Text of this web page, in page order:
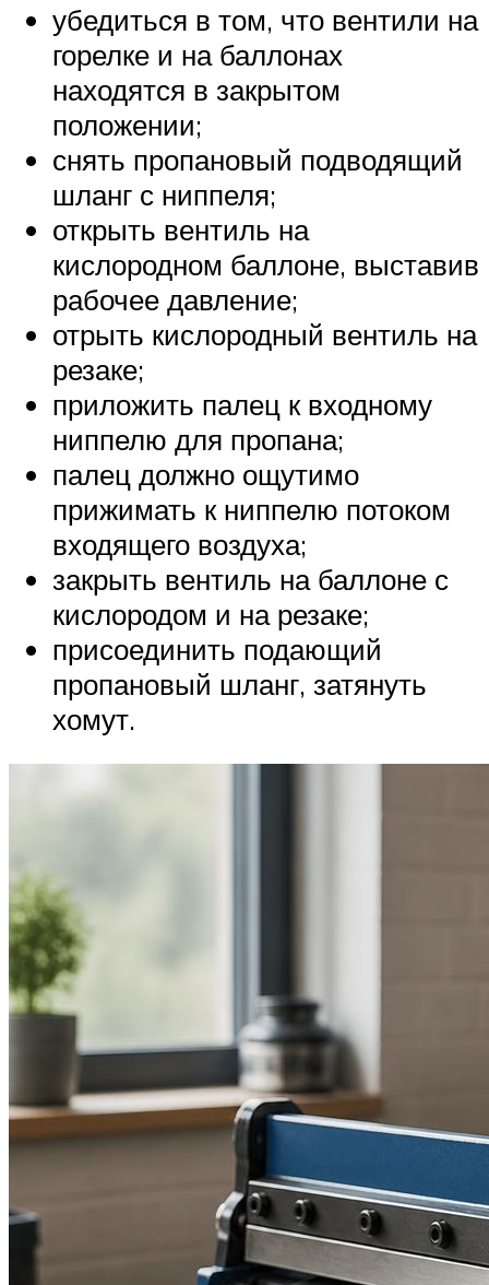
убедиться в том, что вентили на
горелке и на баллонах
находятся в закрытом
положении;
снять пропановый подводящий
шланг с ниппеля;
открыть вентиль на
кислородном баллоне, выставив
рабочее давление;
отрыть кислородный вентиль на
резаке;
приложить палец к входному
ниппелю для пропана;
палец должно ощутимо
прижимать к ниппелю потоком
входящего воздуха;
закрыть вентиль на баллоне с
кислородом и на резаке;
присоединить подающий
пропановый шланг, затянуть
хомут.